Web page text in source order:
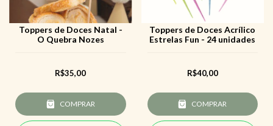
Toppers de Doces Natal -
O Quebra Nozes
R$35,00
COMPRAR
Toppers de Doces Acrílico
Estrelas Fun - 24 unidades
R$40,00
COMPRAR